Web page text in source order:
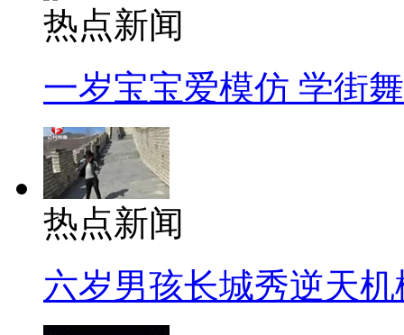
热点新闻
一岁宝宝爱模仿 学街
热点新闻
六岁男孩长城秀逆天机